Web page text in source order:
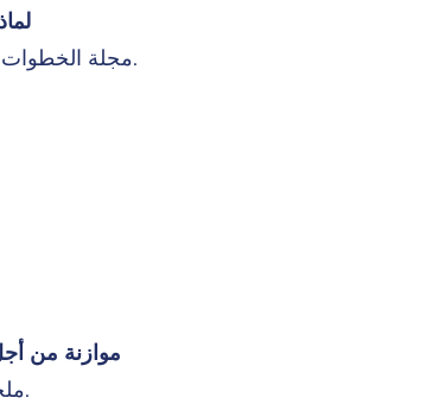
مجلة الخطوات الأولى (أستراليا). العدد 13.
موازنة من
ملحق تايمز التعليمي 7.12.01.